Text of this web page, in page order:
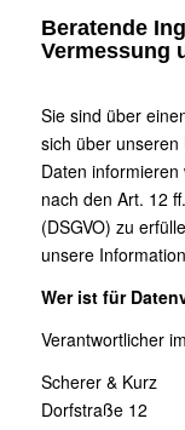
Beratende
Vermessung
Sie sind über
sich über
Daten
nach den Art. 12
(DSGVO) zu
unsere
Wer ist für
Verantwortlicher
Scherer & Kurz
Dorfstraße 12